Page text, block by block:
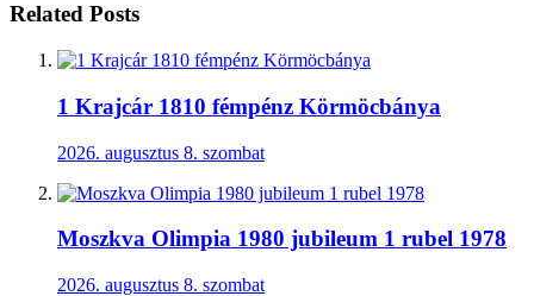
Related Posts
1 Krajcár 1810 fémpénz Körmöcbánya
2026. augusztus 8. szombat
Moszkva Olimpia 1980 jubileum 1 rubel 1978
2026. augusztus 8. szombat